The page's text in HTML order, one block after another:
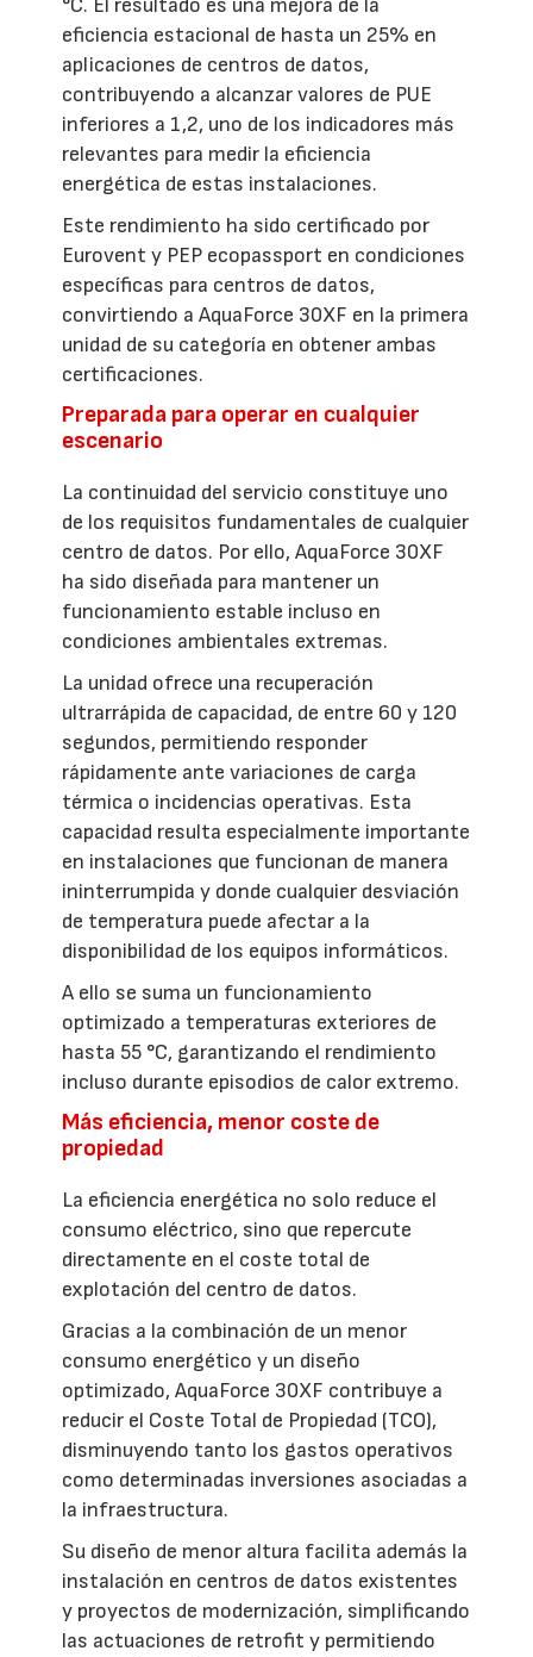
°C. El resultado es una mejora de la
eficiencia estacional de hasta un 25% en
aplicaciones de centros de datos,
contribuyendo a alcanzar valores de PUE
inferiores a 1,2, uno de los indicadores más
relevantes para medir la eficiencia
energética de estas instalaciones.
Este rendimiento ha sido certificado por
Eurovent y PEP ecopassport en condiciones
específicas para centros de datos,
convirtiendo a AquaForce 30XF en la primera
unidad de su categoría en obtener ambas
certificaciones.
Preparada para operar en cualquier
escenario
La continuidad del servicio constituye uno
de los requisitos fundamentales de cualquier
centro de datos. Por ello, AquaForce 30XF
ha sido diseñada para mantener un
funcionamiento estable incluso en
condiciones ambientales extremas.
La unidad ofrece una recuperación
ultrarrápida de capacidad, de entre 60 y 120
segundos, permitiendo responder
rápidamente ante variaciones de carga
térmica o incidencias operativas. Esta
capacidad resulta especialmente importante
en instalaciones que funcionan de manera
ininterrumpida y donde cualquier desviación
de temperatura puede afectar a la
disponibilidad de los equipos informáticos.
A ello se suma un funcionamiento
optimizado a temperaturas exteriores de
hasta 55 °C, garantizando el rendimiento
incluso durante episodios de calor extremo.
Más eficiencia, menor coste de
propiedad
La eficiencia energética no solo reduce el
consumo eléctrico, sino que repercute
directamente en el coste total de
explotación del centro de datos.
Gracias a la combinación de un menor
consumo energético y un diseño
optimizado, AquaForce 30XF contribuye a
reducir el Coste Total de Propiedad (TCO),
disminuyendo tanto los gastos operativos
como determinadas inversiones asociadas a
la infraestructura.
Su diseño de menor altura facilita además la
instalación en centros de datos existentes
y proyectos de modernización, simplificando
las actuaciones de retrofit y permitiendo